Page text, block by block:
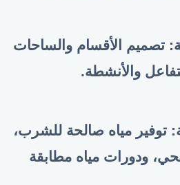
تصميم الأقسام والساحات
والأنشطة.
توفير مياه صالحة للشرب،
ودورات مياه مطابقة